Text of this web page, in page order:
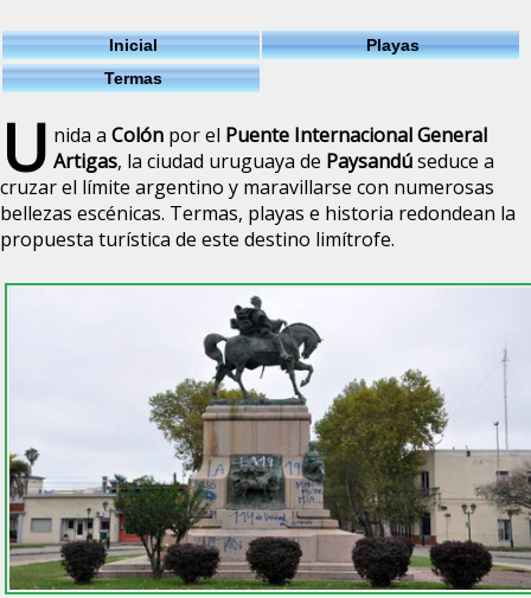
Inicial
Playas
Termas
U nida a Colón por el Puente Internacional General
Artigas, la ciudad uruguaya de Paysandúseduce a
cruzar el límite argentino y maravillarse con numerosas
bellezas escénicas. Termas, playas e historia redondean la
propuesta turística de este destino limítrofe.